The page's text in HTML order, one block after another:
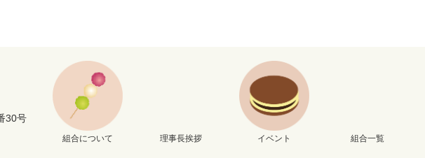
30号
組合について 理事長挨拶 イベント 組合一覧